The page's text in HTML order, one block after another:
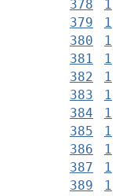
378
1
379
1
380
1
381
1
382
1
383
1
384
1
385
1
386
1
387
1
389
1